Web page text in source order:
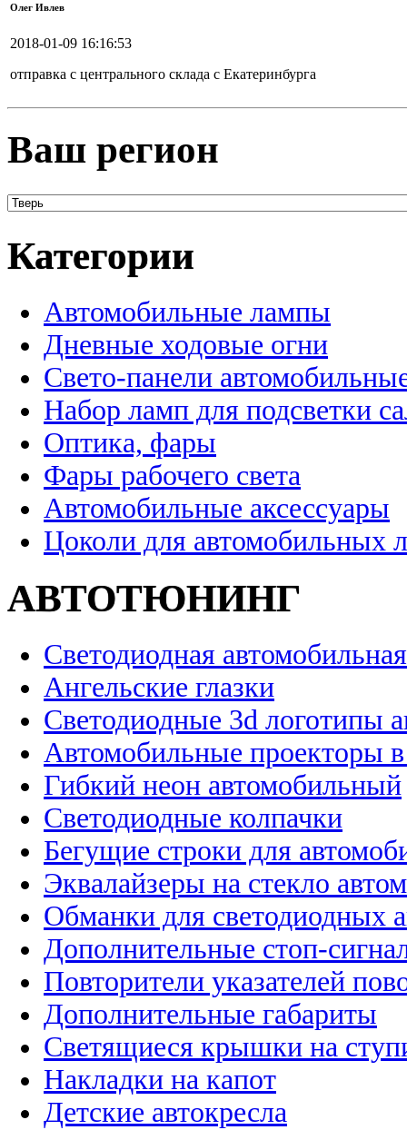
Олег Ивлев
2018-01-09 16:16:53
отправка с центрального склада с Екатеринбурга
Ваш регион
Категории
Автомобильные лампы
Дневные ходовые огни
Свето-панели
Набор ламп для подсветки
Оптика, фары
Фары рабочего света
Автомобильные аксессуары
Цоколи для автомобильных
АВТОТЮНИНГ
Светодиодная
Ангельские глазки
Светодиодные 3d логотипы
Автомобильные проекторы
Гибкий неон автомобильный
Светодиодные колпачки
Бегущие строки для
Эквалайзеры на стекло
Обманки для светодиодных
Дополнительные стоп-
Повторители указателей
Дополнительные габариты
Светящиеся крышки на
Накладки на капот
Детские автокресла